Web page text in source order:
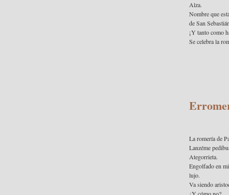
Alza.
Nombre que
de San
¡Y tanto como
Se celebra la
La romería de
Lanzéme
Ategorrieta.
Engolfado en
lujo.
Va siendo